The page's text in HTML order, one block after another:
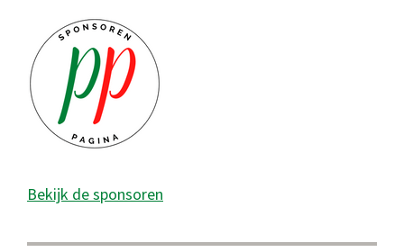
Bekijk de sponsoren